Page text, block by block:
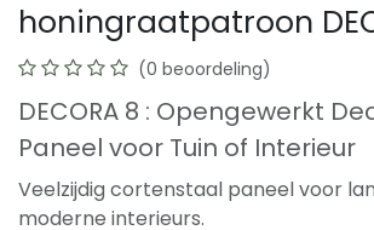
honingraatpatroon
(0 beoordeling)
DECORA 8 : Opengewerkt
Paneel voor Tuin of Interieur
Veelzijdig cortenstaal paneel voor
moderne interieurs.